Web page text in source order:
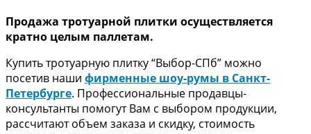
Продажа тротуарной плитки осуществляется
кратно целым паллетам.
Купить тротуарную плитку “Выбор-СПб” можно
посетив наши фирменные шоу-румы в Санкт-
Петербурге. Профессиональные продавцы-
консультанты помогут Вам с выбором продукции,
рассчитают объем заказа и скидку, стоимость